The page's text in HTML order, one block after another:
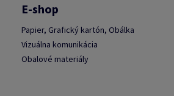
E-shop
Papier, Grafický kartón, Obálka
Vizuálna komunikácia
Obalové materiály